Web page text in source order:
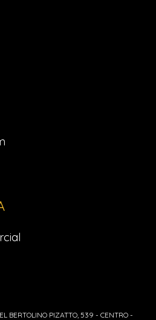
BERTOLINO PIZATTO, 539 - CENTRO -